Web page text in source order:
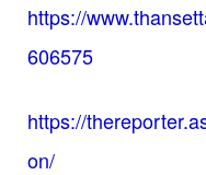
https://
606575
https://
on/